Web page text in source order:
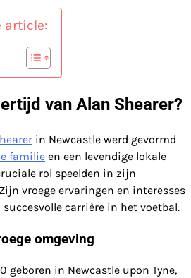
article:
van Alan Shearer?
in Newcastle werd gevormd
familie en een levendige lokale
rol speelden in zijn
vroege ervaringen en interesses
succesvolle carrière in het voetbal.
omgeving
geboren in Newcastle upon Tyne,